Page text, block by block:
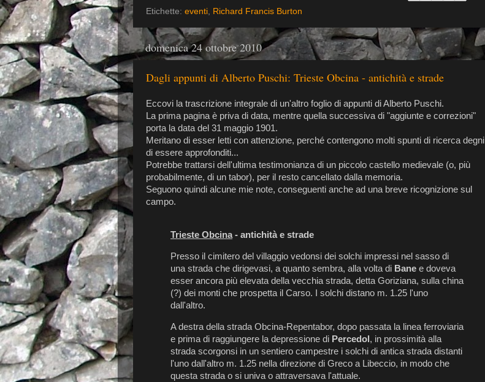
Etichette: eventi, Richard Francis Burton
domenica 24 ottobre 2010
Dagli appunti di Alberto Puschi: Trieste Obcina - antichità e strade
Eccovi la trascrizione integrale di un'altro foglio di appunti di Alberto Puschi.
La prima pagina è priva di data, mentre quella successiva di "aggiunte e correzioni"
porta la data del 31 maggio 1901.
Meritano di esser letti con attenzione, perché contengono molti spunti di ricerca degni
di essere approfonditi...
Potrebbe trattarsi dell'ultima testimonianza di un piccolo castello medievale (o, più
probabilmente, di un tabor), per il resto cancellato dalla memoria.
Seguono quindi alcune mie note, conseguenti anche ad una breve ricognizione sul
campo.
Trieste Obcina- antichità e strade
Presso il cimitero del villaggio vedonsi dei solchi impressi nel sasso di
una strada che dirigevasi, a quanto sembra, alla volta di Bane e doveva
esser ancora più elevata della vecchia strada, detta Goriziana, sulla china
(?) dei monti che prospetta il Carso. I solchi distano m. 1.25 l'uno
dall'altro.
A destra della strada Obcina-Repentabor, dopo passata la linea ferroviaria
e prima di raggiungere la depressione di Percedol , in prossimità alla
strada scorgonsi in un sentiero campestre i solchi di antica strada distanti
l'uno dall'altro m. 1.25 nella direzione di Greco a Libeccio, in modo che
questa strada o si univa o attraversava l'attuale.